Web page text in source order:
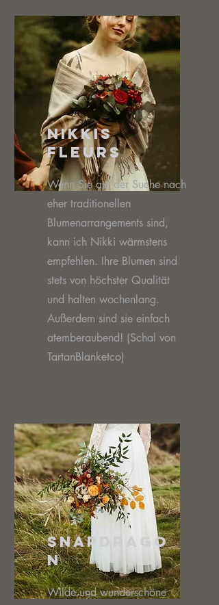
Nikkis
Fleurs
Wenn Sie auf der Suche nach
eher traditionellen
Blumenarrangements sind,
kann ich Nikki wärmstens
empfehlen. Ihre Blumen sind
stets von höchster Qualität
und halten wochenlang.
Außerdem sind sie einfach
atemberaubend! (Schal von
TartanBlanketco)
Snapdrago
n
Wilde und wunderschöne